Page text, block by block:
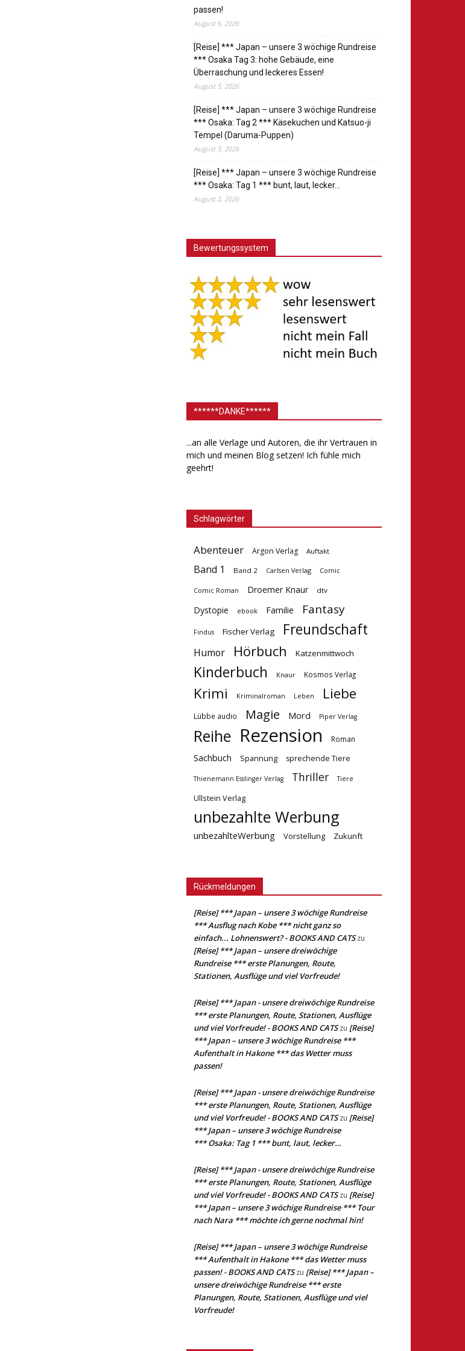
passen!
August 6, 2026
[Reise] *** Japan – unsere 3 wöchige Rundreise
*** Osaka Tag 3: hohe Gebäude, eine
Überraschung und leckeres Essen!
August 5, 2026
[Reise] *** Japan – unsere 3 wöchige Rundreise
*** Osaka: Tag 2 *** Käsekuchen und Katsuo-ji
Tempel (Daruma-Puppen)
August 3, 2026
[Reise] *** Japan – unsere 3 wöchige Rundreise
*** Osaka: Tag 1 *** bunt, laut, lecker…
August 2, 2026
Bewertungssystem
******DANKE******
...an alle Verlage und Autoren, die ihr Vertrauen in
mich und meinen Blog setzen! Ich fühle mich
geehrt!
Schlagwörter
Abenteuer Argon Verlag Auftakt
Band 1 Band 2 Carlsen Verlag Comic
Comic Roman Droemer Knaur dtv
Dystopie ebook Familie Fantasy
Findus Fischer Verlag Freundschaft
Humor Hörbuch Katzenmittwoch
Kinderbuch Knaur Kosmos Verlag
Krimi Kriminalroman Leben Liebe
Lübbe audio Magie Mord Piper Verlag
Reihe Rezension Roman
Sachbuch Spannung sprechende Tiere
Thienemann Esslinger Verlag Thriller Tiere
Ullstein Verlag
unbezahlte Werbung
unbezahlteWerbung Vorstellung Zukunft
Rückmeldungen
[Reise] *** Japan – unsere 3 wöchige Rundreise
*** Ausflug nach Kobe *** nicht ganz so
einfach... Lohnenswert? - BOOKS AND CATSzu
[Reise] *** Japan – unsere dreiwöchige
Rundreise *** erste Planungen, Route,
Stationen, Ausflüge und viel Vorfreude!
[Reise] *** Japan - unsere dreiwöchige Rundreise
*** erste Planungen, Route, Stationen, Ausflüge
und viel Vorfreude! - BOOKS AND CATSzu [Reise]
*** Japan – unsere 3 wöchige Rundreise ***
Aufenthalt in Hakone *** das Wetter muss
passen!
[Reise] *** Japan - unsere dreiwöchige Rundreise
*** erste Planungen, Route, Stationen, Ausflüge
und viel Vorfreude! - BOOKS AND CATSzu [Reise]
*** Japan – unsere 3 wöchige Rundreise
*** Osaka: Tag 1 *** bunt, laut, lecker…
[Reise] *** Japan - unsere dreiwöchige Rundreise
*** erste Planungen, Route, Stationen, Ausflüge
und viel Vorfreude! - BOOKS AND CATSzu [Reise]
*** Japan – unsere 3 wöchige Rundreise *** Tour
nach Nara *** möchte ich gerne nochmal hin!
[Reise] *** Japan – unsere 3 wöchige Rundreise
*** Aufenthalt in Hakone *** das Wetter muss
passen! - BOOKS AND CATSzu [Reise] *** Japan –
unsere dreiwöchige Rundreise *** erste
Planungen, Route, Stationen, Ausflüge und viel
Vorfreude!